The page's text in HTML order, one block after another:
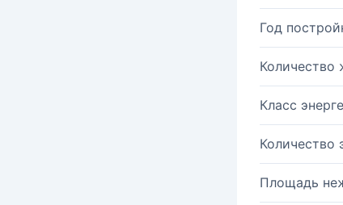
Год
Класс
Количество
Площадь